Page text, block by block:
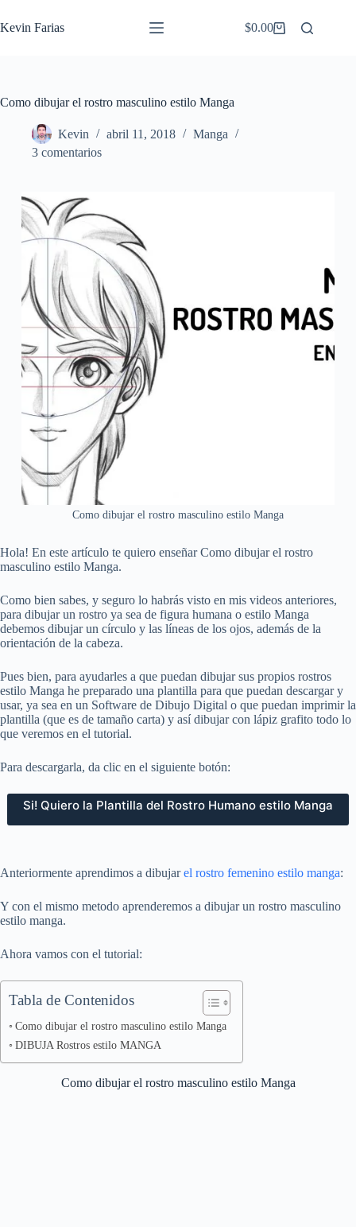
al
contenido
Kevin Farias
Carro
$0.00
Como dibujar el rostro masculino estilo Manga
Kevin abril 11, 2018
Manga
3 comentarios
Como dibujar el rostro masculino estilo Manga
Hola! En este artículo te quiero enseñar Como dibujar el rostro
masculino estilo Manga.
Como bien sabes, y seguro lo habrás visto en mis videos anteriores,
para dibujar un rostro ya sea de figura humana o estilo Manga
debemos dibujar un círculo y las líneas de los ojos, además de la
orientación de la cabeza.
Pues bien, para ayudarles a que puedan dibujar sus propios rostros
estilo Manga he preparado una plantilla para que puedan descargar y
usar, ya sea en un Software de Dibujo Digital o que puedan imprimir la
plantilla (que es de tamaño carta) y así dibujar con lápiz grafito todo lo
que veremos en el tutorial.
Para descargarla, da clic en el siguiente botón:
Si! Quiero la Plantilla del Rostro Humano estilo Manga
Anteriormente aprendimos a dibujarel rostro femenino estilo manga:
Y con el mismo metodo aprenderemos a dibujar un rostro masculino
estilo manga.
Ahora vamos con el tutorial:
Tabla de Contenidos
Como dibujar el rostro masculino estilo Manga
DIBUJA Rostros estilo MANGA
Como dibujar el rostro masculino estilo Manga